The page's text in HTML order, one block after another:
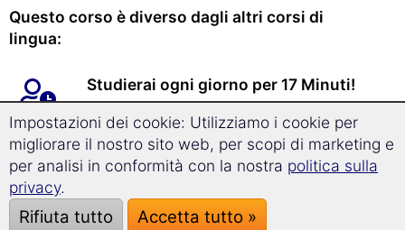
Questo corso è diverso dagli altri corsi di
lingua:
Studierai ogni giorno per 17 Minuti!
In quattro mesi imparerai un vasto
vocabolario a livello avanzato.
Potrai esprimerti e conversare in
iraniano in maniera corretta.
Impostazioni dei cookie: Utilizziamo i cookie per
migliorare il nostro sito web, per scopi di marketing e
per analisi in conformità con la nostra politica sulla
privacy.
Rifiuta tutto Accetta tutto »